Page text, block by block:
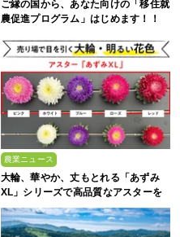
ご縁の国から、あなた向けの「移住就
農促進プログラム」はじめます！！
農業ニュース
大輪、華やか、丈もとれる「あずみ
XL」シリーズで高品質なアスターを